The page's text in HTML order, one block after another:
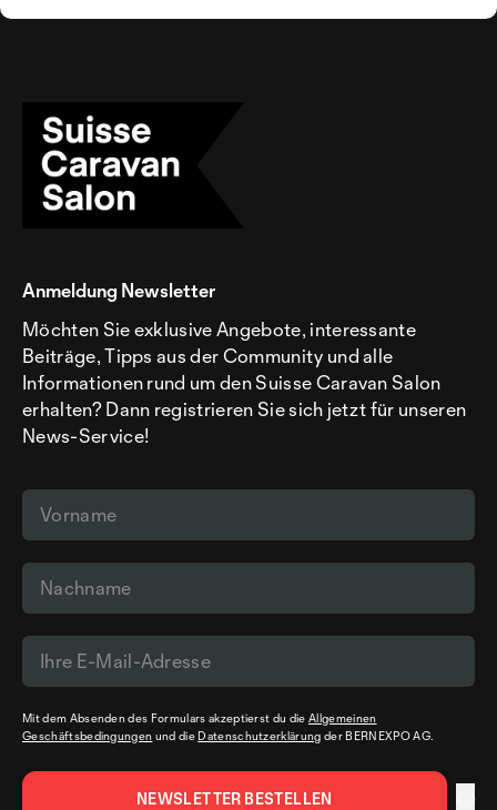
Anmeldung Newsletter
Möchten Sie exklusive Angebote, interessante
Beiträge, Tipps aus der Community und alle
Informationen rund um den Suisse Caravan Salon
erhalten? Dann registrieren Sie sich jetzt für unseren
News-Service!
Mit dem Absenden des Formulars akzeptierst du dieAllgemeinen
Geschäftsbedingungen und die Datenschutzerklärung der BERNEXPO AG.